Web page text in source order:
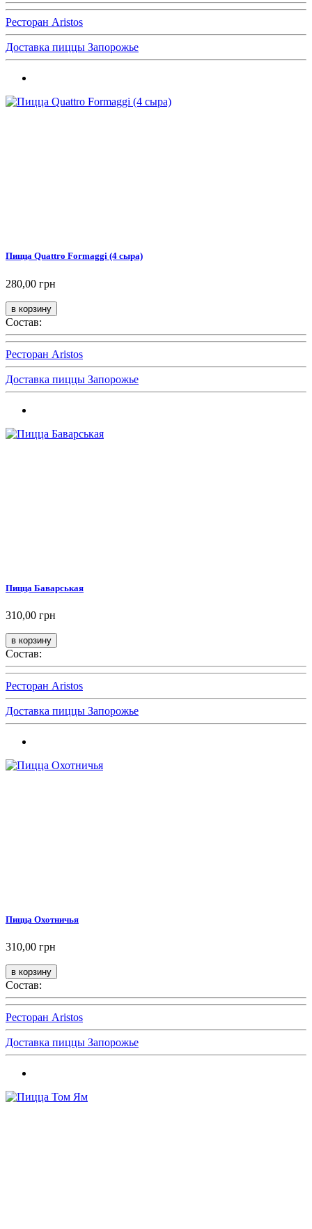
Ресторан Aristos
Доставка пиццы Запорожье
Пицца Quattro Formaggi (4 сыра)
280,00 грн
Состав:
Ресторан Aristos
Доставка пиццы Запорожье
Пицца Баварськая
310,00 грн
Состав:
Ресторан Aristos
Доставка пиццы Запорожье
Пицца Охотничья
310,00 грн
Состав:
Ресторан Aristos
Доставка пиццы Запорожье